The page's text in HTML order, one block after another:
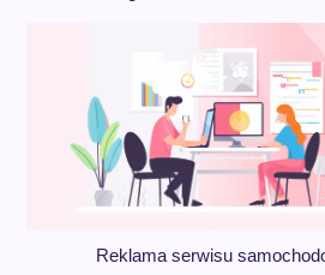
Reklama serwisu